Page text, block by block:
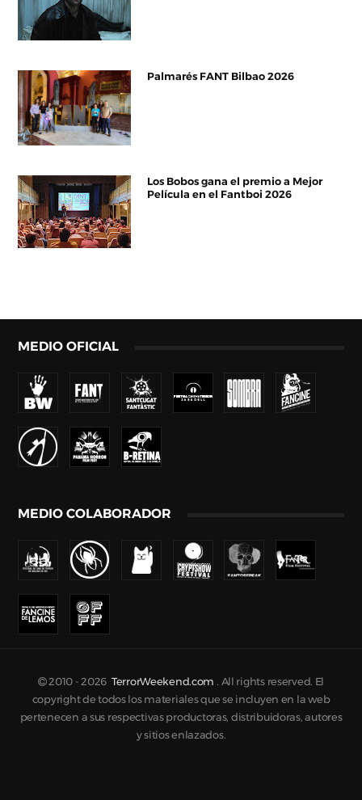
Palmarés FANT Bilbao 2026
Los Bobos gana el premio a Mejor
Película en el Fantboi 2026
MEDIO OFICIAL
MEDIO COLABORADOR
2010 -2026 TerrorWeekend.com . All rights reserved. El
copyright de todos los materiales que se incluyen en la web
pertenecen a sus respectivas productoras, distribuidoras, autores
y sitios enlazados.